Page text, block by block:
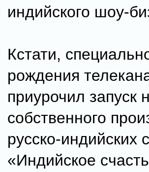
индийского шоу-
Кстати,
рождения
приурочил запуск
собственного
русско-индийских
«Индийское